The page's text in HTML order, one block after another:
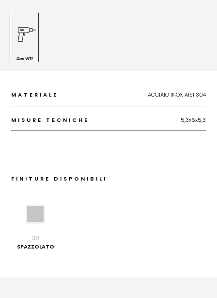
Con VITI
MATERIALE ACCIAIO INOX AISI 304
MISURE TECNICHE 5,3x6x5,3
FINITURE DISPONIBILI
38
SPAZZOLATO